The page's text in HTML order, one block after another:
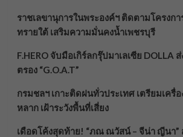
ราชเลขานุการในพระองค์ฯ ติดตามโครงก
ทรายใต้ เสริมความมั่นคงน้ำเพชรบุรี
F.HERO จับมือเกิร์ลกรุ๊ปมาเลเซีย DOLLA
ตรอง “G.O.A.T”
กรมชลฯ เกาะติดฝนทั่วประเทศ เตรียมเครื่
หลาก เฝ้าระวังพื้นที่เสี่ยง
เดือดโค้งสุดท้าย! “ภณ ณวัสน์ – จีน่า ญีนา” ส่